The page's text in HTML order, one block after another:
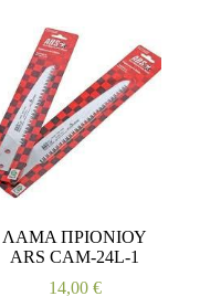
ΛΑΜΑ ΠΡΙΟΝΙΟΥ
ARS CAM-24L-1
14,00 €